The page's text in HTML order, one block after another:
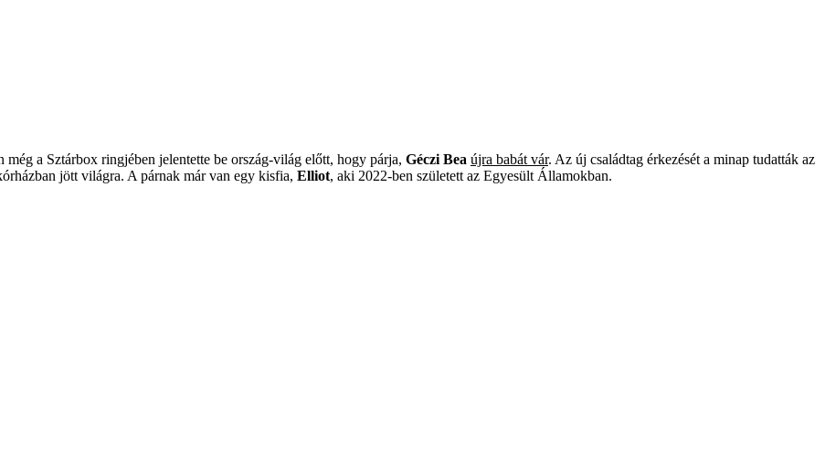
még a Sztárbox ringjében jelentette be ország-világ előtt, hogy párja, Géczi Bea újra babát vár. Az új családtag érkezését a minap tudatták az
jött világra. A párnak már van egy kisfia, Elliot, aki 2022-ben született az Egyesült Államokban.